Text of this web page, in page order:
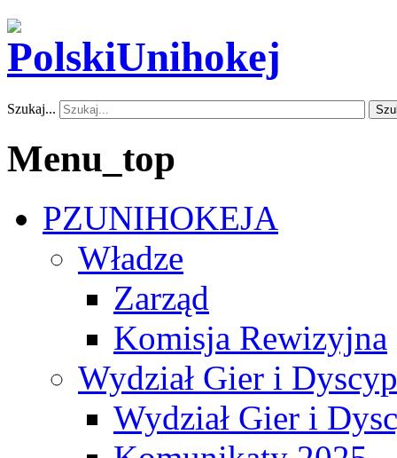
Szukaj...
Menu_top
PZUNIHOKEJA
Władze
Zarząd
Komisja Rewizyjna
Wydział Gier i
Wydział Gier i